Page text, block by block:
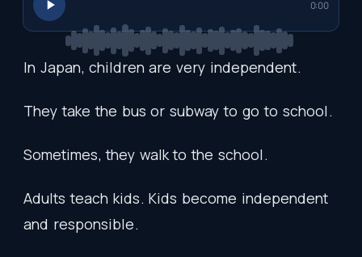
0:00
In Japan, children are very independent.
They take the bus or subway to go to school.
Sometimes, they walk to the school.
Adults teach kids. Kids become independent
and responsible.